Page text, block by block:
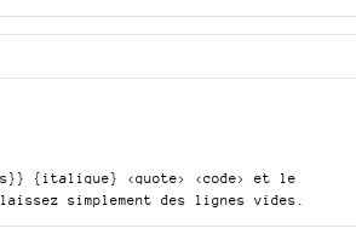
{italique} <quote> <code>
et le
simplement des lignes vides.